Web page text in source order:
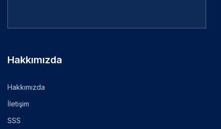
Hakkımızda
Hakkımızda
İletişim
SSS